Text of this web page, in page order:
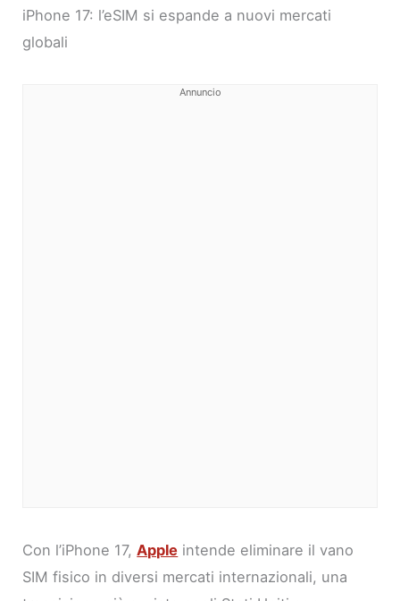
iPhone 17: l’eSIM si espande a nuovi mercati
globali
Annuncio
Con l’iPhone 17,Apple intende eliminare il vano
SIM fisico in diversi mercati internazionali, una